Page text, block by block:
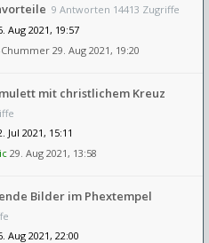
9 Antworten 14413 Zugriffe
Aug 2021, 19:57
29. Aug 2021, 19:20
mit christlichem Kreuz
Jul 2021, 15:11
29. Aug 2021, 13:58
Bilder im Phextempel
Aug 2021, 22:00